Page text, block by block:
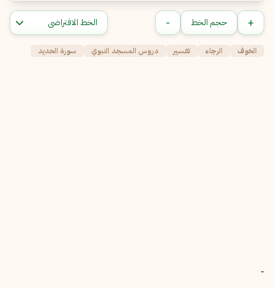
إرسال إلغاء
+ حجم الخط -
الخوف الرجاء تفسير دروس المسجد النبوي سورة الحديد
-